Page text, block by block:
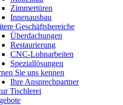
Zimmertüren
Innenausbau
Geschäftsbereiche
Überdachungen
Restaurierung
CNC-Lohnarbeiten
Speziallösungen
Sie uns kennen
Ihre Ansprechpartner
Tischlerei